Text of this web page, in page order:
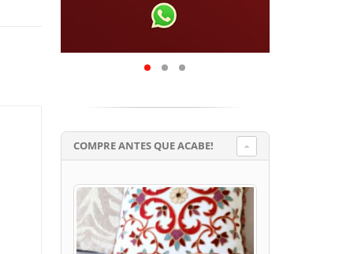
COMPRE ANTES QUE ACABE!